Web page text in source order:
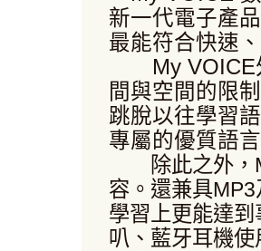
新一代電子產
最能符合快速
My VOICE外
間與空間的限
跳脫以往學習
專屬的優質語
除此之外，
容。還兼具MP3
學習上更能達
叭、藍牙耳機